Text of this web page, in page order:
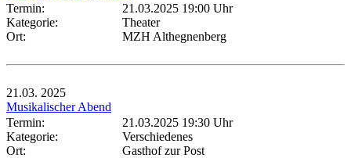
Termin:
21.03.2025 19:00 Uhr
Kategorie:
Theater
Ort:
MZH Althegnenberg
21.03. 2025
Musikalischer Abend
Termin:
21.03.2025 19:30 Uhr
Kategorie:
Verschiedenes
Ort:
Gasthof zur Post